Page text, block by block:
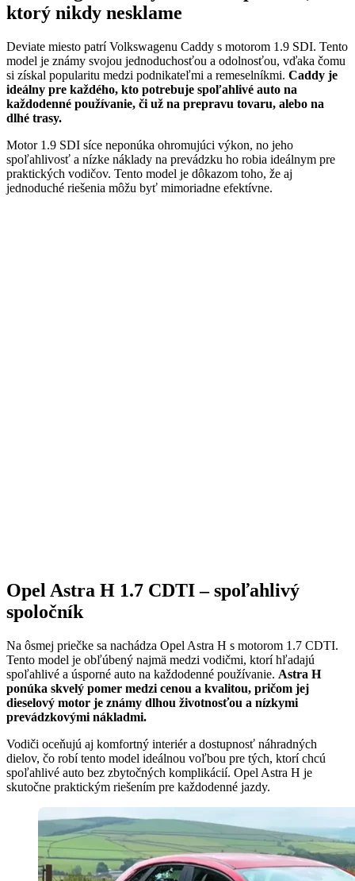
ktorý nikdy nesklame
Deviate miesto patrí Volkswagenu Caddy s motorom 1.9 SDI. Tento
model je známy svojou jednoduchosťou a odolnosťou, vďaka čomu
si získal popularitu medzi podnikateľmi a remeselníkmi. Caddy je
ideálny pre každého, kto potrebuje spoľahlivé auto na
každodenné používanie, či už na prepravu tovaru, alebo na
dlhé trasy.
Motor 1.9 SDI síce neponúka ohromujúci výkon, no jeho
spoľahlivosť a nízke náklady na prevádzku ho robia ideálnym pre
praktických vodičov. Tento model je dôkazom toho, že aj
jednoduché riešenia môžu byť mimoriadne efektívne.
Opel Astra H 1.7 CDTI – spoľahlivý
spoločník
Na ôsmej priečke sa nachádza Opel Astra H s motorom 1.7 CDTI.
Tento model je obľúbený najmä medzi vodičmi, ktorí hľadajú
spoľahlivé a úsporné auto na každodenné používanie. Astra H
ponúka skvelý pomer medzi cenou a kvalitou, pričom jej
dieselový motor je známy dlhou životnosťou a nízkymi
prevádzkovými nákladmi.
Vodiči oceňujú aj komfortný interiér a dostupnosť náhradných
dielov, čo robí tento model ideálnou voľbou pre tých, ktorí chcú
spoľahlivé auto bez zbytočných komplikácií. Opel Astra H je
skutočne praktickým riešením pre každodenné jazdy.